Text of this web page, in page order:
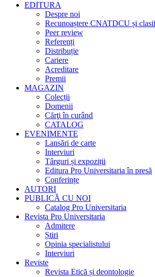
EDITURA
Despre noi
Recunoaștere CNATDCU și
Peer review
Referenți
Distribuție
Cariere
Acreditare
Premii
MAGAZIN
Colecții
Domenii
Cărţi în curând
CATALOG
EVENIMENTE
Lansări de carte
Interviuri
Târguri și expoziții
Editura Pro Universitaria în presă
Conferințe
AUTORI
PUBLICĂ CU NOI
Catalog Pro Universitaria
Revista Pro Universitaria
Admitere
Știri
Opinia specialistului
Interviuri
Reviste
Revista Etică și deontologie